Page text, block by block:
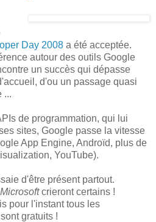
Day 2008 a été acceptée.
autour des outils Google
un succès qui dépasse
d'ou un passage quasi
...
de programmation, qui lui
sites, Google passe la vitesse
App Engine, Androïd, plus de
YouTube).
d'être présent partout.
crieront certains !
pour l'instant tous les
gratuits !